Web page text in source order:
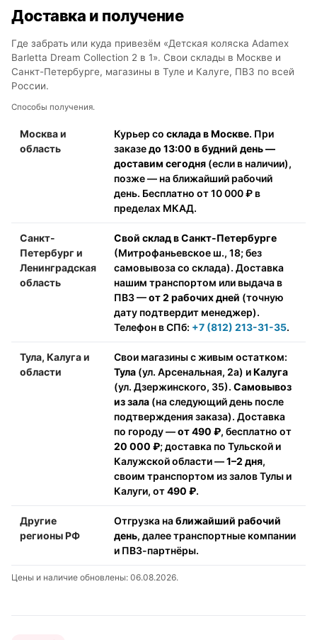
Доставка и получение
Где забрать или куда привезём «Детская коляска Adamex
Barletta Dream Collection 2 в 1». Свои склады в Москве и
Санкт-Петербурге, магазины в Туле и Калуге, ПВЗ по всей
России.
Способы получения.
Москва и
область
Курьер со склада в Москве. При
заказедо 13:00 в будний день —
доставим сегодня (если в наличии),
позже — на ближайший рабочий
день. Бесплатно от 10 000 ₽ в
пределах МКАД.
Санкт-
Петербург и
Ленинградская
область
Свой склад в Санкт-Петербурге
(Митрофаньевское ш., 18; без
самовывоза со склада). Доставка
нашим транспортом или выдача в
ПВЗ —от 2 рабочих дней (точную
дату подтвердит менеджер).
Телефон в СПб: +7 (812) 213-31-35.
Тула, Калуга и
области
Свои магазины с живым остатком:
Тула (ул. Арсенальная, 2а) иКалуга
(ул. Дзержинского, 35). Самовывоз
из зала (на следующий день после
подтверждения заказа). Доставка
по городу —от 490 ₽, бесплатно от
20 000 ₽; доставка по Тульской и
Калужской области —1–2 дня,
своим транспортом из залов Тулы и
Калуги, от490 ₽.
Другие
регионы РФ
Отгрузка наближайший рабочий
день, далее транспортные компании
и ПВЗ-партнёры.
Цены и наличие обновлены: 06.08.2026.